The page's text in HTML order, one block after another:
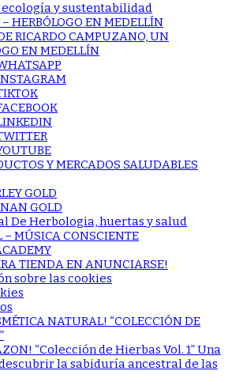
ecología y sustentabilidad
HERBÓLOGO EN MEDELLÍN
RICARDO CAMPUZANO, UN
EN MEDELLÍN
Y MERCADOS SALUDABLES
GOLD
GOLD
De Herbologia, huertas y salud
– MÚSICA CONSCIENTE
TIENDA EN ANUNCIARSE!
sobre las cookies
NATURAL! “COLECCIÓN DE
“Colección de Hierbas Vol. 1” Una
la sabiduría ancestral de las